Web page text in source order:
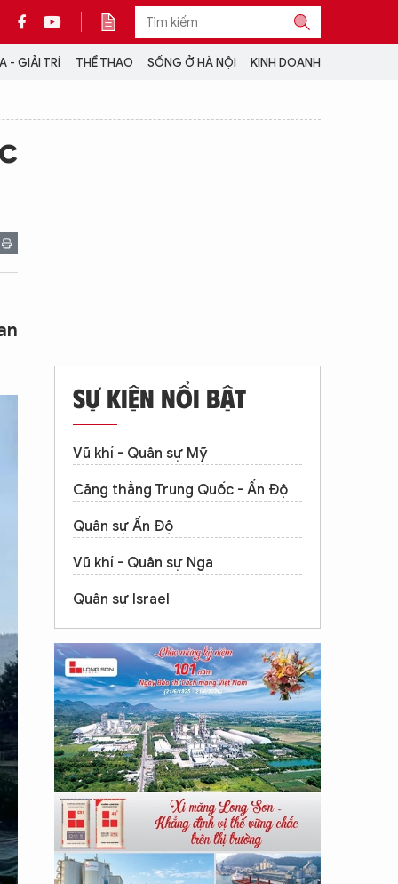
- GIẢI TRÍ THỂ THAO SỐNG Ở HÀ NỘI KINH DOANH
SỰ KIỆN NỔI BẬT
Vũ khí - Quân sự Mỹ
Căng thẳng Trung Quốc - Ấn Độ
Quân sự Ấn Độ
Vũ khí - Quân sự Nga
Quân sự Israel